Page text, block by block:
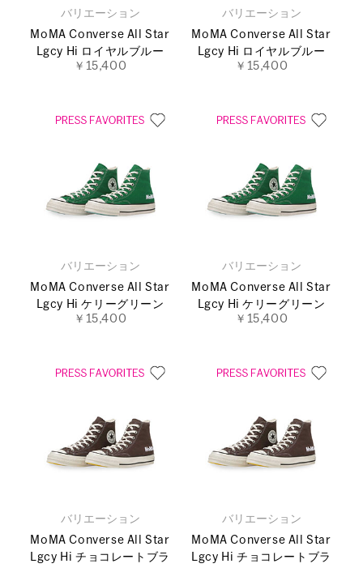
バリエーション
MoMA Converse All Star
Lgcy Hi ロイヤルブルー
￥15,400
バリエーション
MoMA Converse All Star
Lgcy Hi ロイヤルブルー
￥15,400
バリエーション
MoMA Converse All Star
Lgcy Hi ケリーグリーン
￥15,400
バリエーション
MoMA Converse All Star
Lgcy Hi ケリーグリーン
￥15,400
バリエーション
MoMA Converse All Star
Lgcy Hi チョコレートブラ
バリエーション
MoMA Converse All Star
Lgcy Hi チョコレートブラ